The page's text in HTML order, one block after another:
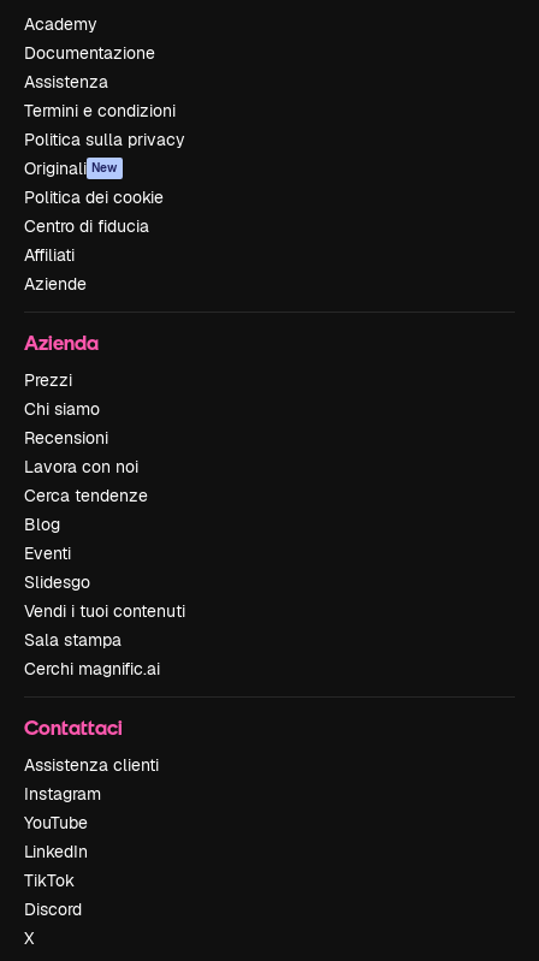
Academy
Documentazione
Assistenza
Termini e condizioni
Politica sulla privacy
Originali New
Politica dei cookie
Centro di fiducia
Affiliati
Aziende
Azienda
Prezzi
Chi siamo
Recensioni
Lavora con noi
Cerca tendenze
Blog
Eventi
Slidesgo
Vendi i tuoi contenuti
Sala stampa
Cerchi magnific.ai
Contattaci
Assistenza clienti
Instagram
YouTube
LinkedIn
TikTok
Discord
X